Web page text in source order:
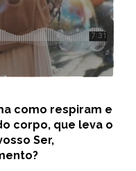
como respiram e
corpo, que leva o
Ser,